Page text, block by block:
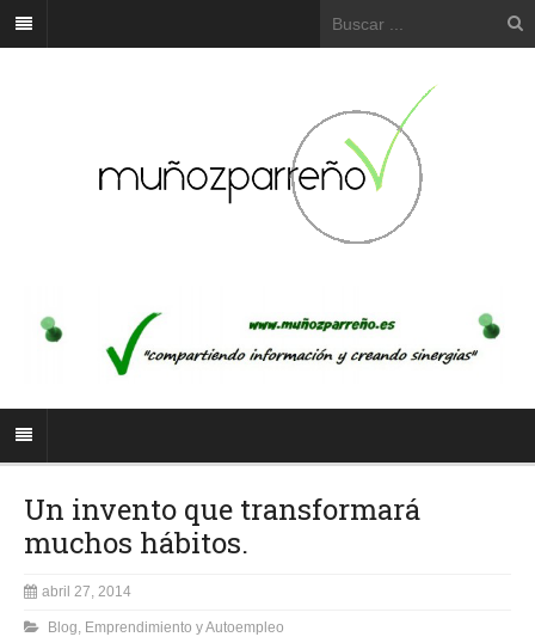
Un invento que transformará
muchos hábitos.
abril 27, 2014
Blog Emprendimiento y Autoempleo